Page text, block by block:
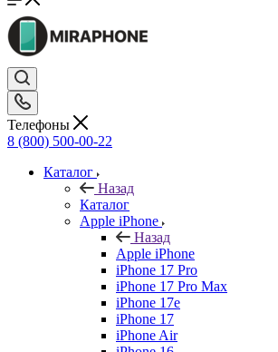
Телефоны
8 (800) 500-00-22
Каталог
Назад
Каталог
Apple iPhone
Назад
Apple iPhone
iPhone 17 Pro
iPhone 17 Pro Max
iPhone 17e
iPhone 17
iPhone Air